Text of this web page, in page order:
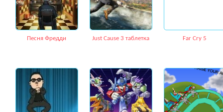
Песня Фредди Just Cause 3 таблетка Far Cry 5